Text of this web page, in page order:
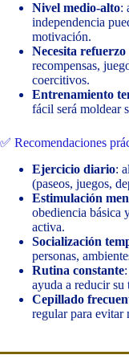
Nivel medio-alto:
independencia
motivación.
Necesita
recompensas,
coercitivos.
Entrenamiento
fácil será moldear
✅ Recomendaciones
Ejercicio diario:
(paseos, juegos,
Estimulación
obediencia básica
activa.
Socialización
personas,
Rutina constante
ayuda a reducir su
Cepillado
regular para evitar